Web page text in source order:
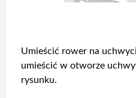
Umieścić rower na
umieścić w otworze
rysunku.